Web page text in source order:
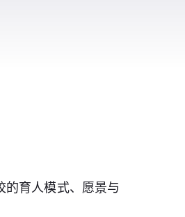
的育人模式、愿景与